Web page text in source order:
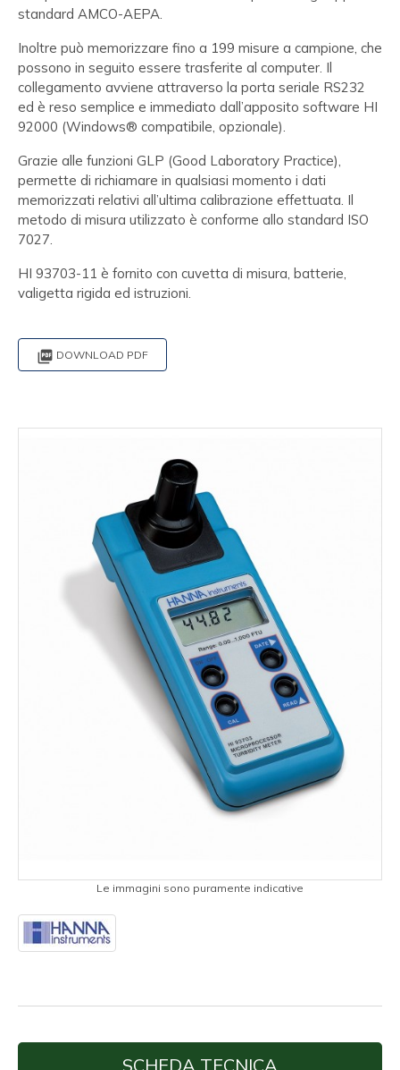
standard AMCO-AEPA.
Inoltre può memorizzare fino a 199 misure a campione, che
possono in seguito essere trasferite al computer. Il
collegamento avviene attraverso la porta seriale RS232
ed è reso semplice e immediato dall’apposito software HI
92000 (Windows® compatibile, opzionale).
Grazie alle funzioni GLP (Good Laboratory Practice),
permette di richiamare in qualsiasi momento i dati
memorizzati relativi all’ultima calibrazione effettuata. Il
metodo di misura utilizzato è conforme allo standard ISO
7027.
HI 93703-11 è fornito con cuvetta di misura, batterie,
valigetta rigida ed istruzioni.
 DOWNLOAD PDF
Le immagini sono puramente indicative
SCHEDA TECNICA